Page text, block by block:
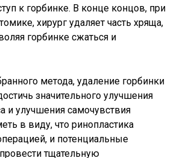
к горбинке. В конце концов, при
хирург удаляет часть хряща,
горбинке сжаться и
метода, удаление горбинки
значительного улучшения
и улучшения самочувствия
в виду, что ринопластика
и потенциальные
тщательную